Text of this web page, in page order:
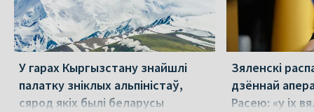
У гарах Кыргызстану знайшлі
палатку зніклых альпіністаў,
сярод якіх былі беларусы
Зяленскі
дзённай
Расею: «у іх